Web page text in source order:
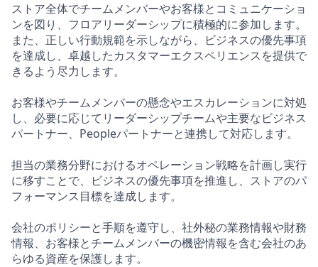
ストア全体でチームメンバーやお客様とコミュニケーショ
ンを図り、フロアリーダーシップに積極的に参加します。
また、正しい行動規範を示しながら、ビジネスの優先事項
を達成し、卓越したカスタマーエクスペリエンスを提供で
きるよう尽力します。
お客様やチームメンバーの懸念やエスカレーションに対処
し、必要に応じてリーダーシップチームや主要なビジネス
パートナー、Peopleパートナーと連携して対応します。
担当の業務分野におけるオペレーション戦略を計画し実行
に移すことで、ビジネスの優先事項を推進し、ストアのパ
フォーマンス目標を達成します。
会社のポリシーと手順を遵守し、社外秘の業務情報や財務
情報、お客様とチームメンバーの機密情報を含む会社のあ
らゆる資産を保護します。